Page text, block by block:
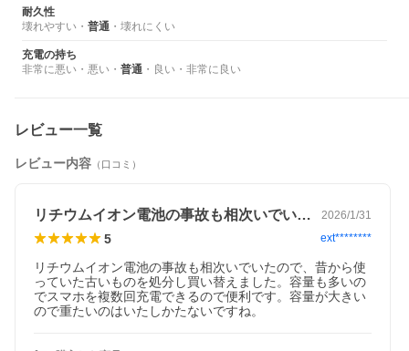
ト、Wi-Fiルーター、オーディオプレイヤー、
レススピーカー
※接続する機器に合わせた給電ケーブルをご
定格入力
USB Type-C：5V/3A、9V/2.22A、
12V/1.67A、15V/1.3A、20V/1A（PD20W）
定格出力
USB Type-C：5V/3A、9V/3A、12V/2.5A、
15V/2A、20V/1.5A（PD30W）
USB Type-A：5V/3A、9V/2A、12V/1.5A
合計最大出力：5V/3A
耐久性
壊れやすい ・ 普通 ・ 壊れにくい
充電の持ち
非常に悪い ・ 悪い ・ 普通 ・ 良い ・ 非常に良い
レビュー一覧
レビュー内容 （口コミ）
リチウムイオン電池の事故も相次いでいた… 2026/1/31
5 ext********
リチウムイオン電池の事故も相次いでいたので、昔から使
っていた古いものを処分し買い替えました。容量も多いの
でスマホを複数回充電できるので便利です。容量が大きい
ので重たいのはいたしかたないですね。